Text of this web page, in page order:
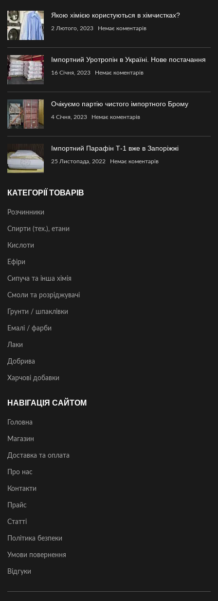
Якою хімією користуються в хімчистках?
2 Лютого, 2023 Немає коментарів
Імпортний Уротропін в Україні. Нове постачання
16 Січня, 2023 Немає коментарів
Очікуємо партію чистого імпортного Брому
4 Січня, 2023 Немає коментарів
Імпортний Парафін Т-1 вже в Запоріжжі
25 Листопада, 2022 Немає коментарів
КАТЕГОРІЇ ТОВАРІВ
Розчинники
Спирти (тех.), етани
Кислоти
Ефіри
Сипуча та інша хімія
Смоли та розріджувачі
Грунти / шпаклівки
Емалі / фарби
Лаки
Добрива
Харчові добавки
НАВІГАЦІЯ САЙТОМ
Головна
Магазин
Доставка та оплата
Про нас
Контакти
Прайс
Статті
Політика безпеки
Умови повернення
Відгуки